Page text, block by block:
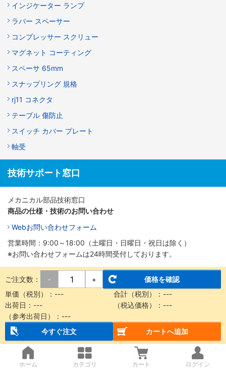
インジケーター ランプ
ラバー スペーサー
コンプレッサー スクリュー
マグネット コーティング
スペーサ 65mm
スナップリング 規格
rj11 コネクタ
テーブル 傷防止
スイッチ カバー プレート
軸受
技術サポート窓口
メカニカル部品技術窓口
商品の仕様・技術のお問い合わせ
Webお問い合わせフォーム
営業時間：9:00～18:00（土曜日・日曜日・祝日は除く）
※お問い合わせフォームは24時間受付しております。
ご注文数： - +
価格を確認
単価（税別）： --- 合計（税別）： ---
出荷日： --- （税込価格）： ---
（参考出荷日）： ---
今すぐ注文
カートへ追加
ホーム カテゴリ カート ログイン